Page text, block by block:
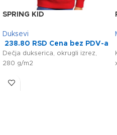
SPRING KID
Duksevi
238.80 RSD Cena bez PDV-a
Dečja dukserica, okrugli izrez,
280 g/m2